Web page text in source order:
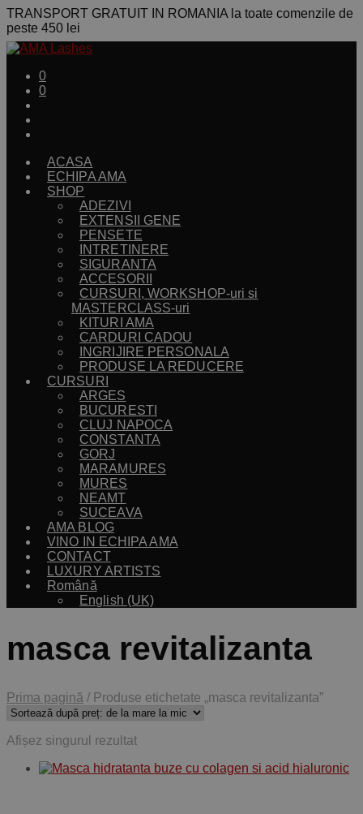
TRANSPORT GRATUIT IN ROMANIA la toate comenzile de
peste 450 lei
0
0
ACASA
ECHIPA AMA
SHOP
ADEZIVI
EXTENSII GENE
PENSETE
INTRETINERE
SIGURANTA
ACCESORII
CURSURI, WORKSHOP-uri si
MASTERCLASS-uri
KITURI AMA
CARDURI CADOU
INGRIJIRE PERSONALA
PRODUSE LA REDUCERE
CURSURI
ARGES
BUCURESTI
CLUJ NAPOCA
CONSTANTA
GORJ
MARAMURES
MURES
NEAMT
SUCEAVA
AMA BLOG
VINO IN ECHIPA AMA
CONTACT
LUXURY ARTISTS
Română
English (UK)
masca revitalizanta
Prima pagină / Produse etichetate „masca revitalizanta”
Afișez singurul rezultat